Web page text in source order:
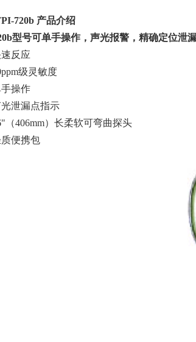
720b 产品介绍
型号可单手操作，声光报警，精确定位泄
反应
级灵敏度
操作
泄漏点指示
" （406mm）长柔软可弯曲探头
便携包